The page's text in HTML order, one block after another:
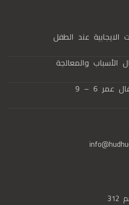
الايجابية عند الطفل
الأسباب والمعالجة
6 – 9